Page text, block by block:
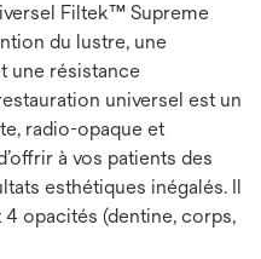
Filtek™ Supreme
du lustre, une
une résistance
universel est un
radio-opaque et
à vos patients des
esthétiques inégalés. Il
opacités (dentine, corps,